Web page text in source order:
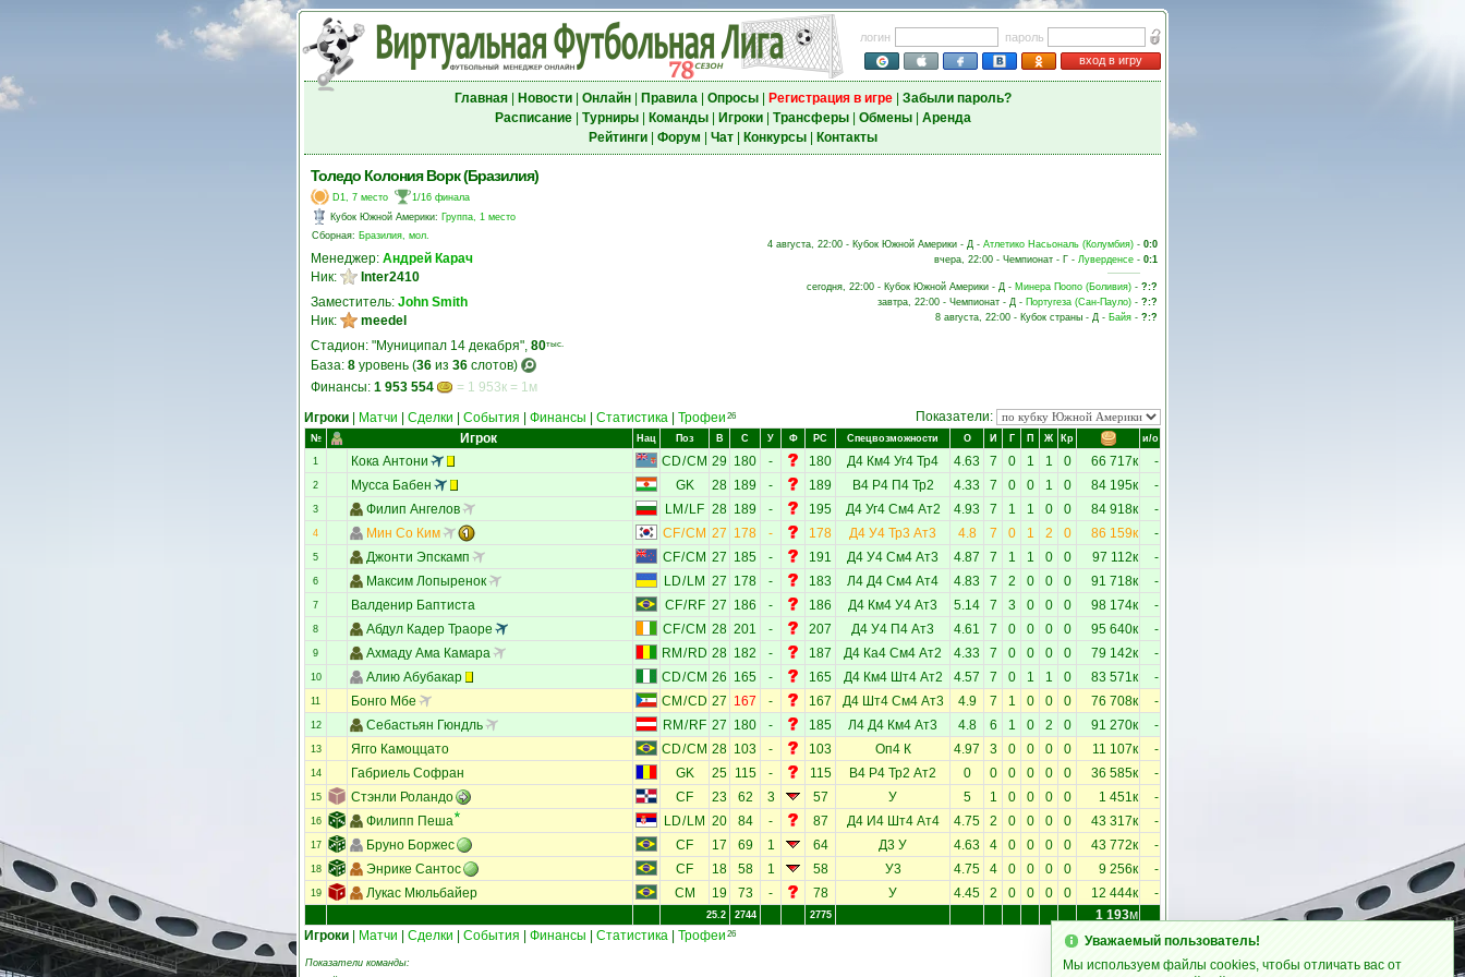
логин
пароль
вход в игру
Главная| Новости| Онлайн| Правила| Опросы| Регистрация в игре| Забыли пароль?
Расписание| Турниры| Команды| Игроки| Трансферы| Обмены| Аренда
Рейтинги| Форум Чат| Конкурсы| Контакты
Толедо Колония Ворк (Бразилия)
D1, 7 место
1/16 финала
Кубок Южной Америки: Группа, 1 место
Сборная: Бразилия, мол.
Менеджер: Андрей Карач
Ник:
Inter2410
Заместитель: John Smith
Ник:
meedel
Стадион: "Муниципал 14 декабря", 80тыс.
База: 8 уровень (36 из 36 слотов)
Финансы: 1 953 554 = 1 953к = 1м
4 августа, 22:00 - Кубок Южной Америки - Д - Атлетико Насьональ (Колумбия) - 0:0
вчера, 22:00 - Чемпионат - Г - Луверденсе - 0:1
сегодня, 22:00 - Кубок Южной Америки - Д - Минера Поопо (Боливия) - ?:?
завтра, 22:00 - Чемпионат - Д - Португеза (Сан-Пауло) - ?:?
8 августа, 22:00 - Кубок страны - Д - Байя - ?:?
Игроки Матчи Сделки События Финансы Статистика Трофеи 26 Показатели:
№ Игрок Нац Поз В С У Ф РС Спецвозможности О И Г П Ж Кр и/о
1 Кока Антони CD/CM 29 180 - 180 Д4 Км4 Уг4 Тр4 4.63 7 0 1 1 0 66 717к -
2 Мусса Бабен GK 28 189 - 189 В4 Р4 П4 Тр2 4.33 7 0 0 1 0 84 195к -
3 Филип Ангелов LM / LF 28 189 - 195 Д4 Уг4 См4 Ат2 4.93 7 1 1 0 0 84 918к -
4 Мин Со Ким CF/CM 27 178 - 178 Д4 У4 Тр3 Ат3 4.8 7 0 1 2 0 86 159к -
5 Джонти Эпскамп CF/CM 27 185 - 191 Д4 У4 См4 Ат3 4.87 7 1 1 0 0 97 112к -
6 Максим Лопыренок LD/ LM 27 178 - 183 Л4 Д4 См4 Ат4 4.83 7 2 0 0 0 91 718к -
7 Валденир Баптиста CF/RF 27 186 - 186 Д4 Км4 У4 Ат3 5.14 7 3 0 0 0 98 174к -
8 Абдул Кадер Траоре CF/CM 28 201 - 207 Д4 У4 П4 Ат3 4.61 7 0 0 0 0 95 640к -
9 Ахмаду Ама Камара RM / RD 28 182 - 187 Д4 Ка4 См4 Ат2 4.33 7 0 0 0 0 79 142к -
10 Алию Абубакар CD/CM 26 165 - 165 Д4 Км4 Шт4 Ат2 4.57 7 0 1 1 0 83 571к -
11 Бонго Мбе CM /CD 27 167 - 167 Д4 Шт4 См4 Ат3 4.9 7 1 0 0 0 76 708к -
12 Себастьян Гюндль RM / RF 27 180 - 185 Л4 Д4 Км4 Ат3 4.8 6 1 0 2 0 91 270к -
13 Ягго Камоццато CD/CM 28 103 - 103 Оп4 К 4.97 3 0 0 0 0 11 107к -
14 Габриель Софран GK 25 115 - 115 В4 Р4 Тр2 Ат2 0 0 0 0 0 0 36 585к -
15 Стэнли Роландо CF 23 62 3 57 У 5 1 0 0 0 0 1 451к -
16 Филипп Пеша LD/ LM 20 84 - 87 Д4 И4 Шт4 Ат4 4.75 2 0 0 0 0 43 317к -
17 Бруно Боржес CF 17 69 1 64 Д3 У 4.63 4 0 0 0 0 43 772к -
18 Энрике Сантос CF 18 58 1 58 У3 4.75 4 0 0 0 0 9 256к -
19 Лукас Мюльбайер CM 19 73 - 78 У 4.45 2 0 0 0 0 12 444к -
25.2 2744 2775 1 193м
Игроки
Матчи Сделки События Финансы Статистика Трофеи 26
Показатели команды:
Уважаемый пользователь!
Мы используем файлы cookies, чтобы отличать вас от